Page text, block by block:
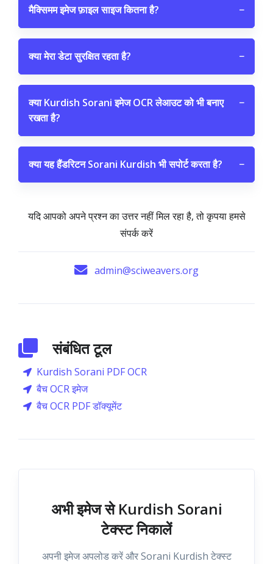
मैक्सिमम इमेज फ़ाइल साइज कितना है? −
क्या मेरा डेटा सुरक्षित रहता है? −
क्या Kurdish Sorani इमेज OCR लेआउट को भी बनाए
रखता है?
−
क्या यह हैंडरिटन Sorani Kurdish भी सपोर्ट करता है? −
यदि आपको अपने प्रश्न का उत्तर नहीं मिल रहा है, तो कृपया हमसे
संपर्क करें
admin@sciweavers.org
संबंधित टूल
Kurdish Sorani PDF OCR
बैच OCR इमेज
बैच OCR PDF डॉक्यूमेंट
अभी इमेज से Kurdish Sorani
टेक्स्ट निकालें
अपनी इमेज अपलोड करें और Sorani Kurdish टेक्स्ट